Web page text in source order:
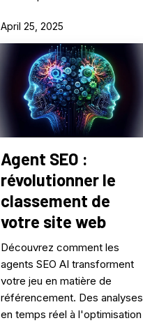
April 25, 2025
Agent SEO :
révolutionner le
classement de
votre site web
Découvrez comment les
agents SEO AI transforment
votre jeu en matière de
référencement. Des analyses
en temps réel à l'optimisation